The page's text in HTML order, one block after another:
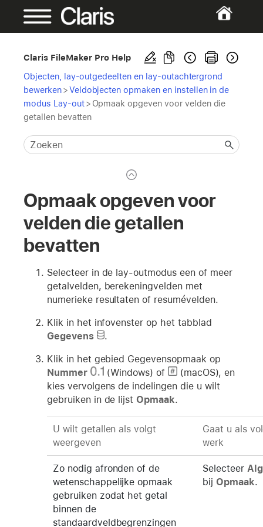
Claris FileMaker Pro Help
Objecten, lay-outgedeelten en lay-outachtergrond
bewerken>Veldobjecten opmaken en instellen in de
modus Lay-out > Opmaak opgeven voor velden die
getallen bevatten
Opmaak opgeven voor
velden die getallen
bevatten
Selecteer in de lay-outmodus een of meer
getalvelden, berekeningvelden met
numerieke resultaten of resumévelden.
Klik in het infovenster op het tabblad
Gegevens
.
Klik in het gebied Gegevensopmaak op
Nummer
(Windows) of
(macOS), en
kies vervolgens de indelingen die u wilt
gebruiken in de lijst Opmaak.
U wilt getallen als volgt
weergeven
Gaat u als
werk
Zo nodig afronden of de
wetenschappelijke opmaak
gebruiken zodat het getal
binnen de
standaardveldbegrenzingen
Selecteer
bij Opmaak.